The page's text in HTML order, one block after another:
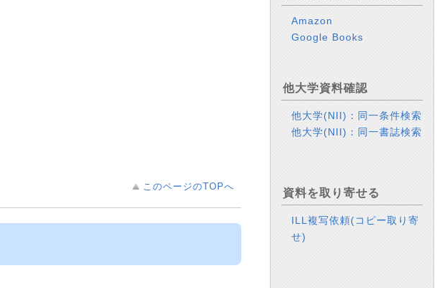
このページのTOPへ
Amazon
Google Books
他大学資料確認
他大学(NII)：同一条件検索
他大学(NII)：同一書誌検索
資料を取り寄せる
ILL複写依頼(コピー取り寄
せ)